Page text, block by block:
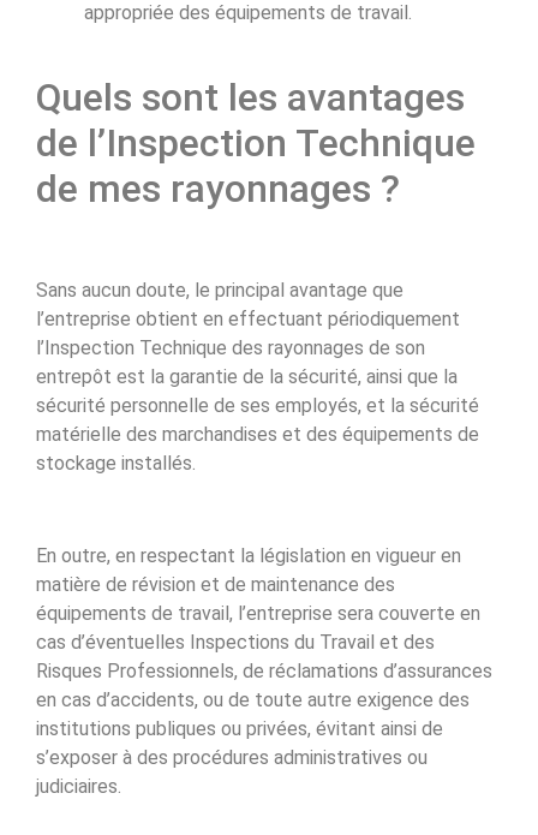
appropriée des équipements de travail.
Quels sont les avantages
de l’Inspection Technique
de mes rayonnages ?
Sans aucun doute, le principal avantage que
l’entreprise obtient en effectuant périodiquement
l’Inspection Technique des rayonnages de son
entrepôt est la garantie de la sécurité, ainsi que la
sécurité personnelle de ses employés, et la sécurité
matérielle des marchandises et des équipements de
stockage installés.
En outre, en respectant la législation en vigueur en
matière de révision et de maintenance des
équipements de travail, l’entreprise sera couverte en
cas d’éventuelles Inspections du Travail et des
Risques Professionnels, de réclamations d’assurances
en cas d’accidents, ou de toute autre exigence des
institutions publiques ou privées, évitant ainsi de
s’exposer à des procédures administratives ou
judiciaires.